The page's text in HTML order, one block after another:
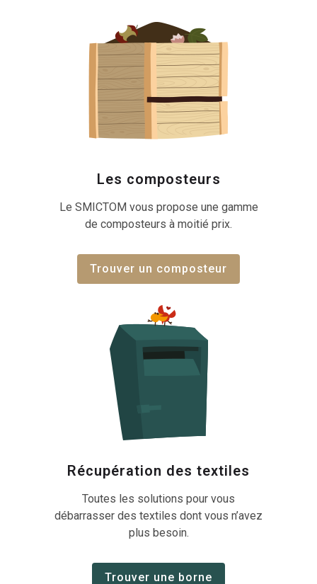
Les composteurs
Le SMICTOM vous propose une gamme
de composteurs à moitié prix.
Trouver un composteur
Récupération des textiles
Toutes les solutions pour vous
débarrasser des textiles dont vous n’avez
plus besoin.
Trouver une borne